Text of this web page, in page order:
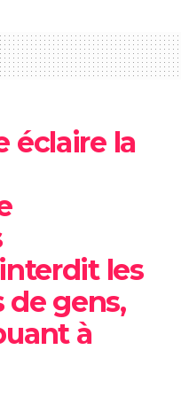
éclaire la
les
gens,
à